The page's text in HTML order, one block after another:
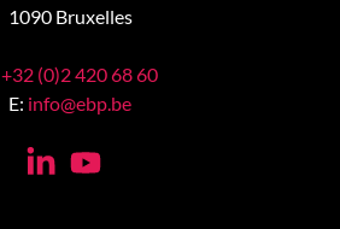
1090 Bruxelles
+32 (0)2 420 68 60
E: info@ebp.be